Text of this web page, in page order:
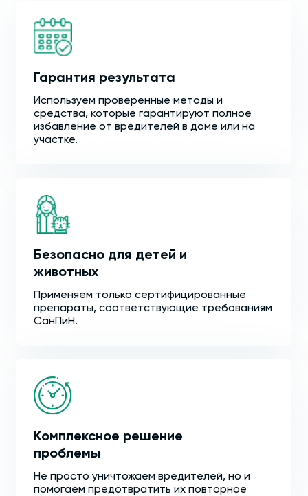
Гарантия результата
Используем проверенные методы и
средства, которые гарантируют полное
избавление от вредителей в доме или на
участке.
Безопасно для детей и
животных
Применяем только сертифицированные
препараты, соответствующие требованиям
СанПиН.
Комплексное решение
проблемы
Не просто уничтожаем вредителей, но и
помогаем предотвратить их повторное